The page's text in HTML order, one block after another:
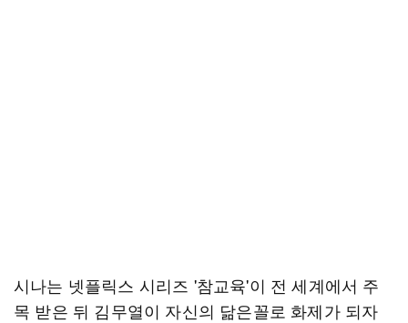
시나는 넷플릭스 시리즈 '참교육'이 전 세계에서 주
목 받은 뒤 김무열이 자신의 닮은꼴로 화제가 되자